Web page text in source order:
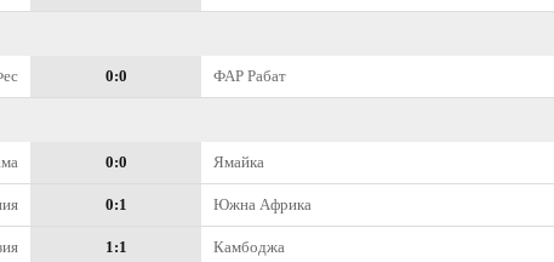
0:0 ФАР Рабат
0:0 Ямайка
0:1 Южна Африка
1:1 Камбоджа